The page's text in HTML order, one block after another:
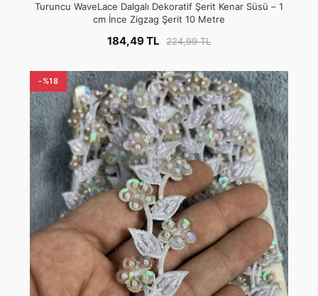
Turuncu WaveLace Dalgalı Dekoratif Şerit Kenar Süsü – 1
cm İnce Zigzag Şerit 10 Metre
184,49 TL 224,99 TL
-%18